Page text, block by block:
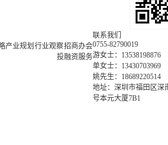
产业规划 行业观察招商办会
投融资服务
联系我们
0755-82790019
游女士：13538198876
单女士：13430703969
姚先生：18689220514
地址：深圳市福田区深
号本元大厦7B1